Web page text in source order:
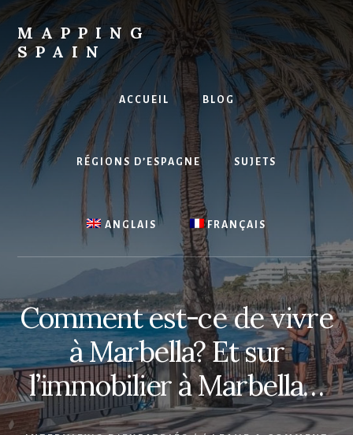
content
MAPPING
SPAIN
Everything
ACCUEIL BLOG
RÉGIONS D’ESPAGNE SUJETS
ANGLAIS FRANÇAIS
Comment est-ce de vivre
à Marbella? Et sur
l’immobilier à Marbella…